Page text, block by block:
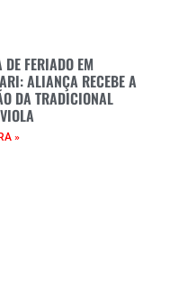
DE FERIADO EM
ALIANÇA RECEBE A
DA TRADICIONAL
»